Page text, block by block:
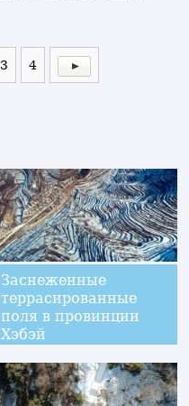
3 4
Заснеженные
террасированные
поля в провинции
Хэбэй